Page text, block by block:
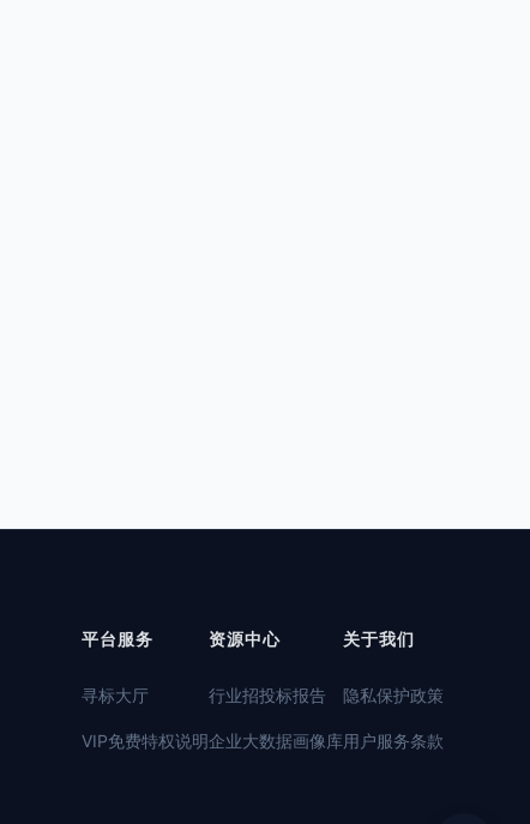
平台服务
寻标大厅
VIP免费特权说明
资源中心
行业招投标报告
企业大数据画像库
关于我们
隐私保护政策
用户服务条款